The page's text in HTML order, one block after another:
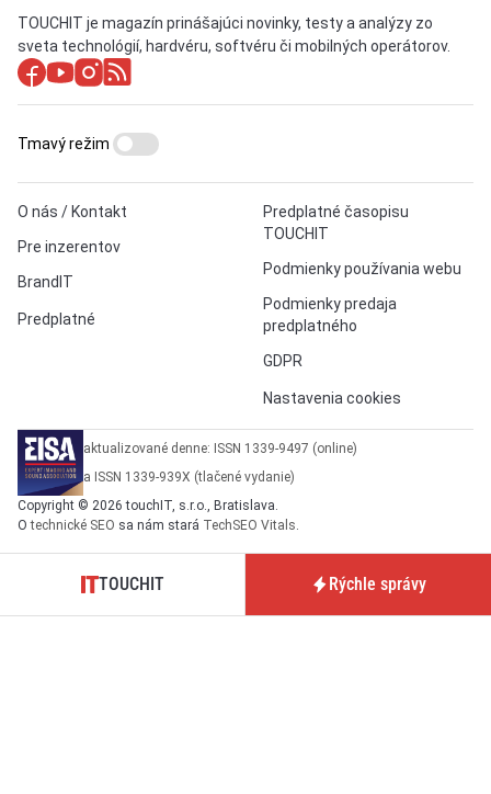
TOUCHIT je magazín prinášajúci novinky, testy a analýzy zo
sveta technológií, hardvéru, softvéru či mobilných operátorov.
O nás / Kontakt
Pre inzerentov
BrandIT
Predplatné
Predplatné časopisu
TOUCHIT
Podmienky používania webu
Podmienky predaja
predplatného
GDPR
Nastavenia cookies
Tmavý režim
aktualizované denne: ISSN 1339-9497 (online)
a ISSN 1339-939X (tlačené vydanie)
Copyright © 2026 touchIT, s.r.o., Bratislava.
Otechnické SEO sa nám stará TechSEO Vitals.
TOUCHIT Rýchle správy